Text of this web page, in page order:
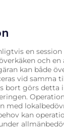
en
och en
kan både
vid samma
bort görs detta
med
kan